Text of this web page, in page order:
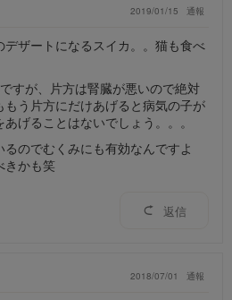
2019/01/15 通報
ザートになるスイカ。。猫も食べ
すが、片方は腎臓が悪いので絶対
う片方にだけあげると病気の子が
げることはないでしょう。。。
のでむくみにも有効なんですよ
きかも笑
返信
2018/07/01 通報